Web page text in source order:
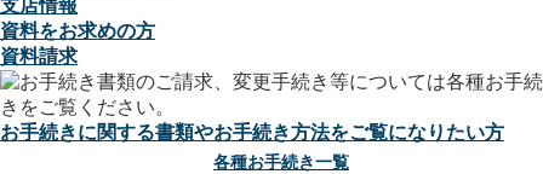
支店情報
資料をお求めの方
資料請求
お手続きに関する書類やお手続き方法をご覧になりたい方
各種お手続き一覧